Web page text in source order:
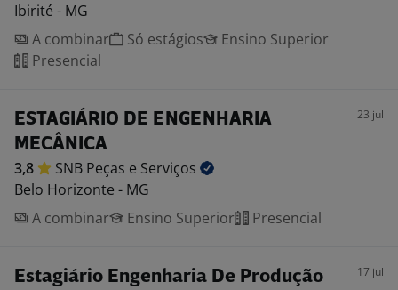
Ibirité - MG
A combinar
Só estágios
Ensino Superior
Presencial
ESTAGIÁRIO DE ENGENHARIA
MECÂNICA
23 jul
3,8 SNB Peças e Serviços
Belo Horizonte - MG
A combinar
Ensino Superior Presencial
Estagiário Engenharia De Produção 17 jul